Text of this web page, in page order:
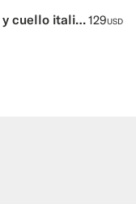
Camisa azul claro con pata de gallo y cuello italiano129USD